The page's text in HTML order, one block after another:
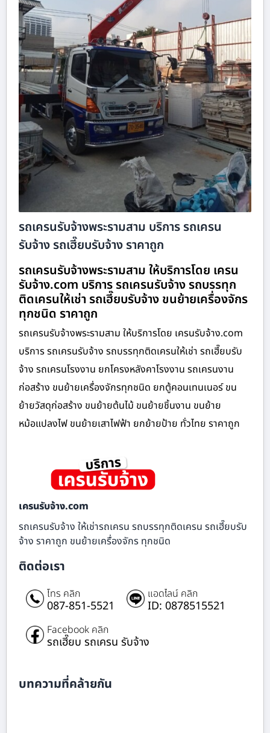
รถเครนรับจ้างพระรามสาม บริการ รถเครน
รับจ้าง รถเฮี๊ยบรับจ้าง ราคาถูก
รถเครนรับจ้างพระรามสาม ให้บริการโดย เครน
รับจ้าง.com บริการ รถเครนรับจ้าง รถบรรทุก
ติดเครนให้เช่า รถเฮี๊ยบรับจ้าง ขนย้ายเครื่องจักร
ทุกชนิด ราคาถูก
รถเครนรับจ้างพระรามสาม ให้บริการโดย เครนรับจ้าง.com
บริการ รถเครนรับจ้าง รถบรรทุกติดเครนให้เช่า รถเฮี๊ยบรับ
จ้าง รถเครนโรงงาน ยกโครงหลังคาโรงงาน รถเครนงาน
ก่อสร้าง ขนย้ายเครื่องจักรทุกชนิด ยกตู้คอนเทนเนอร์ ขน
ย้ายวัสดุก่อสร้าง ขนย้ายต้นไม้ ขนย้ายชิ้นงาน ขนย้าย
หม้อแปลงไฟ ขนย้ายเสาไฟฟ้า ยกย้ายป้าย ทั่วไทย ราคาถูก
เครนรับจ้าง.com
รถเครนรับจ้าง ให้เช่ารถเครน รถบรรทุกติดเครน รถเฮี๊ยบรับ
จ้าง ราคาถูก ขนย้ายเครื่องจักร ทุกชนิด
ติดต่อเรา
โทร คลิก
087-851-5521
แอดไลน์ คลิก
ID: 0878515521
Facebook คลิก
รถเฮี๊ยบ รถเครน รับจ้าง
บทความที่คล้ายกัน